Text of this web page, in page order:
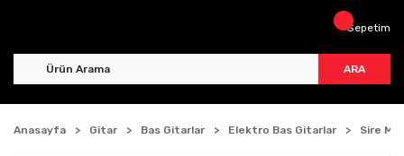
ARA
Sepetim
Anasayfa Gitar Bas Gitarlar Elektro Bas Gitarlar Sire